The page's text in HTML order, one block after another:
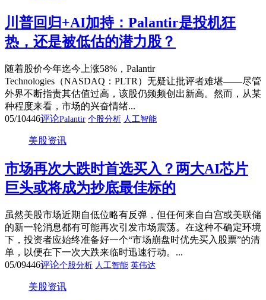
川普回归+AI加持：Palantir是投机狂
热，还是被低估的潜力股？
随着股价今年迄今上涨58%，Palantir
Technologies（NASDAQ：PLTR）无疑让批评者难堪——尽管
外界不断指责其估值过高，该股仍频频创出新高。然而，从某
种程度来看，市场的兴奋情绪...
05/10446评论Palantir 个股分析 人工智能
美股资讯
市场再次大跌时首选买入？两大AI芯片
巨头或将成为抄底最佳标的
虽然美股市场近期自低位略有反弹，但任何来自白宫或美联储
的新一轮消息都有可能再次引发市场震荡。在这种不确定环境
下，投资者应始终准备好一个“市场崩盘时优先买入股票”的清
单，以便在下一次大跌来临时迅速行动。...
05/09446评论个股分析 人工智能 英伟达
美股资讯